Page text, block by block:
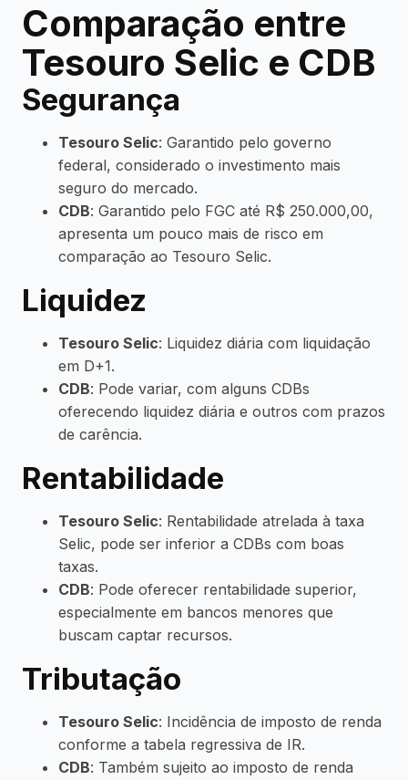
Comparação entre
Tesouro Selic e CDB
Segurança
Tesouro Selic: Garantido pelo governo
federal, considerado o investimento mais
seguro do mercado.
CDB: Garantido pelo FGC até R$ 250.000,00,
apresenta um pouco mais de risco em
comparação ao Tesouro Selic.
Liquidez
Tesouro Selic: Liquidez diária com liquidação
em D+1.
CDB: Pode variar, com alguns CDBs
oferecendo liquidez diária e outros com prazos
de carência.
Rentabilidade
Tesouro Selic: Rentabilidade atrelada à taxa
Selic, pode ser inferior a CDBs com boas
taxas.
CDB: Pode oferecer rentabilidade superior,
especialmente em bancos menores que
buscam captar recursos.
Tributação
Tesouro Selic: Incidência de imposto de renda
conforme a tabela regressiva de IR.
CDB: Também sujeito ao imposto de renda